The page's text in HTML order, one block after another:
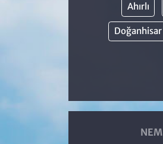
Ahırlı
Doğanhisar
NEM